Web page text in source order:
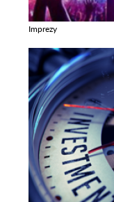
Imprezy